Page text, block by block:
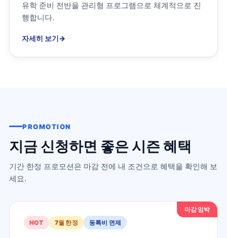
유학 준비 전반을 관리형 프로그램으로 체계적으로 진
행합니다.
자세히 보기→
PROMOTION
지금 신청하면 좋은 시즌 혜택
기간 한정 프로모션은 마감 전에 내 조건으로 혜택을 확인해 보
세요.
마감 임박
HOT
7월 한정 등록비 면제